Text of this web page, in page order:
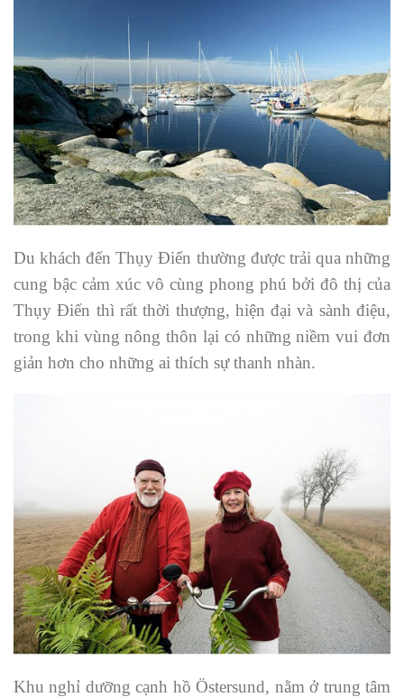
Du khách đến Thụy Điển thường được trải qua những
cung bậc cảm xúc vô cùng phong phú bởi đô thị của
Thụy Điển thì rất thời thượng, hiện đại và sành điệu,
trong khi vùng nông thôn lại có những niềm vui đơn
giản hơn cho những ai thích sự thanh nhàn.
Khu nghỉ dưỡng cạnh hồ Östersund, nằm ở trung tâm